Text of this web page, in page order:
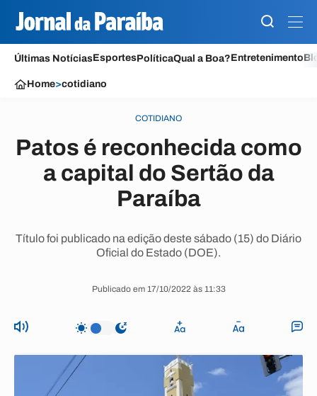
Últimas NotíciasEsportesPolíticaQual a Boa?Entretenimento
Home>cotidiano
COTIDIANO
Patos é reconhecida como
a capital do Sertão da
Paraíba
Título foi publicado na edição deste sábado (15) do Diário
Oficial do Estado (DOE).
Publicado em 17/10/2022 às 11:33